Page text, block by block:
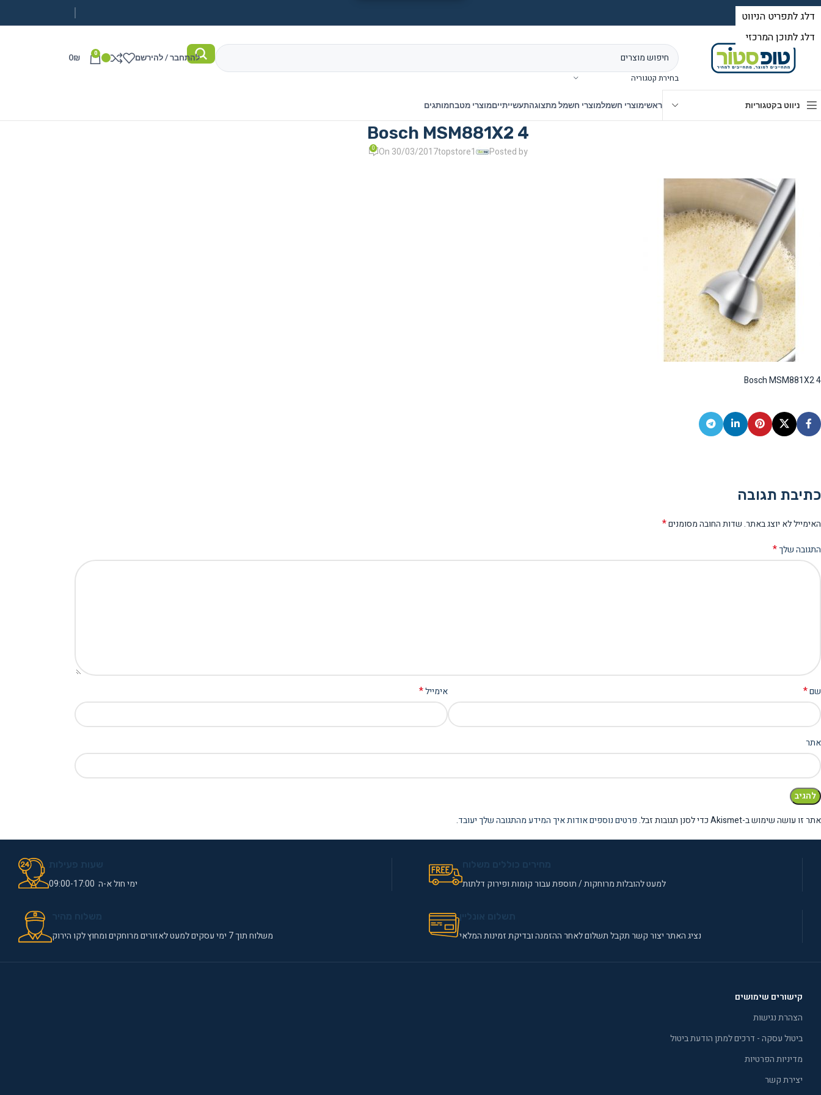
בחירת קטגוריה
להתחבר / להירשם 0
0₪
ניווט בקטגוריות ראשימוצרי חשמלמוצרי חשמל מתצוגהתעשייתייםמוצרי מטבחמותגים
Bosch MSM881X2 4
Posted by
topstore1
On 30/03/2017
0
Bosch MSM881X2 4
כתיבת תגובה
האימייל לא יוצג באתר.שדות החובה מסומנים*
התגובה שלך*
שם* אימייל*
אתר
אתר זו עושה שימוש ב-Akismet כדי לסנן תגובות זבל. פרטים נוספים אודות איך המידע מהתגובה שלך יעובד.
למעט להובלות מרוחקות / תוספת עבור קומות ופירוק דלתות ימי חול א-ה 09:00-17:00
נציג האתר יצור קשר תקבל תשלום לאחר ההזמנה ובדיקת זמינות המלאי משלוח תוך 7 ימי עסקים למעט לאזורים מרוחקים ומחוץ לקו הירוק
קישורים שימושים
הצהרת נגישות
ביטול עסקה - דרכים למתן הודעת ביטול
מדיניות הפרטיות
יצירת קשר